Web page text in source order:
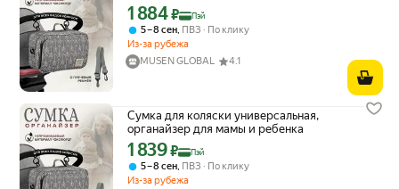
Цена с картой Яндекс Пэй 1884 ₽ вместо
1 884₽ Пэй
5 – 8 сен, ПВЗ
По клику
Из-за рубежа
MUSEN GLOBAL
4.1
Сумка для коляски универсальная,
органайзер для мамы и ребенка
Цена с картой Яндекс Пэй 1839 ₽ вместо
1 839₽ Пэй
5 – 8 сен ПВЗ
По клику
Из-за рубежа